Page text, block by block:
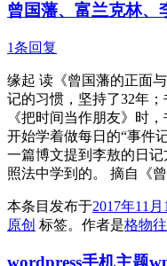
曾国藩、富兰克林、
1条回复
缘起 读《曾国藩的正面
记的习惯，坚持了32年
《把时间当作朋友》时
开始学着做每日的“事件
一篇博文提到李敖的日
照法中学到的。 摘自《
本条目发布于2017年11月
原创 标签。 作者是格物